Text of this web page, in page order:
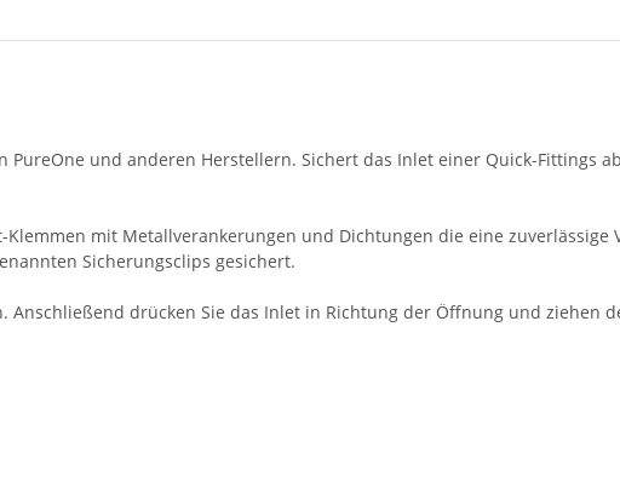
PureOne und anderen Herstellern. Sichert das Inlet einer Quick-Fittings
mit Metallverankerungen und Dichtungen die eine
Sicherungsclips gesichert.
drücken Sie das Inlet in Richtung der Öffnung und ziehen